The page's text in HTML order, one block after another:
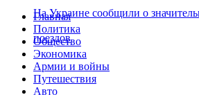
На Украине сообщили о
поездов
Главная
Политика
Общество
Экономика
Армии и войны
Путешествия
Авто